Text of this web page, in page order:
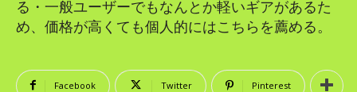
る・一般ユーザーでもなんとか軽いギアがあるた
め、価格が高くても個人的にはこちらを薦める。
Facebook Twitter Pinterest